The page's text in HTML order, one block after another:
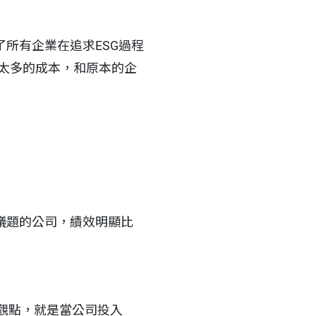
有企業在追求ESG過程
多的成本，和原本的企
題的公司，績效明顯比
點，就是當公司投入